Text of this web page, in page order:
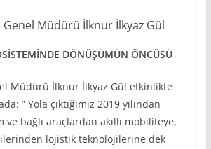
Müdürü İlknur İlkyaz Gül
DÖNÜŞÜMÜN ÖNCÜSÜ
Müdürü İlknur İlkyaz Gül etkinlikte
” Yola çıktığımız 2019 yılından
ve bağlı araçlardan akıllı mobiliteye,
lojistik teknolojilerine dek